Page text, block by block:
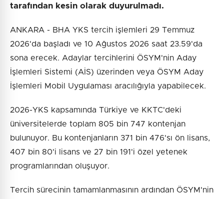
tarafından kesin olarak duyurulmadı.
ANKARA - BHA YKS tercih işlemleri 29 Temmuz
2026'da başladı ve 10 Ağustos 2026 saat 23.59'da
sona erecek. Adaylar tercihlerini ÖSYM'nin Aday
İşlemleri Sistemi (AİS) üzerinden veya ÖSYM Aday
İşlemleri Mobil Uygulaması aracılığıyla yapabilecek.
2026-YKS kapsamında Türkiye ve KKTC'deki
üniversitelerde toplam 805 bin 747 kontenjan
bulunuyor. Bu kontenjanların 371 bin 476'sı ön lisans,
407 bin 80'i lisans ve 27 bin 191'i özel yetenek
programlarından oluşuyor.
Tercih sürecinin tamamlanmasının ardından ÖSYM'nin